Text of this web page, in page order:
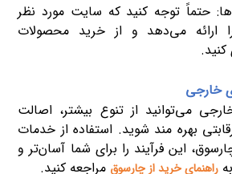
حتماً توجه کنید که سایت مورد نظر
ارائه می‌دهد و از خرید محصولات
خارجی
می‌توانید از تنوع بیشتر، اصالت
بهره مند شوید. استفاده از خدمات
این فرآیند را برای شما آسان‌تر و
راهنمای خرید از چارسوق مراجعه کنید.